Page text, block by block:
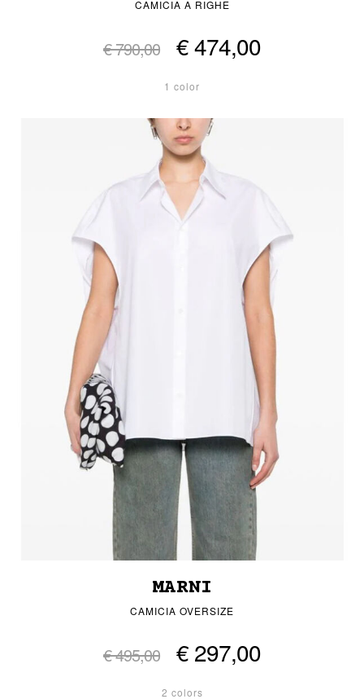
CAMICIA A RIGHE
€ 790,00 € 474,00
1 color
MARNI
CAMICIA OVERSIZE
€ 495,00 € 297,00
2 colors